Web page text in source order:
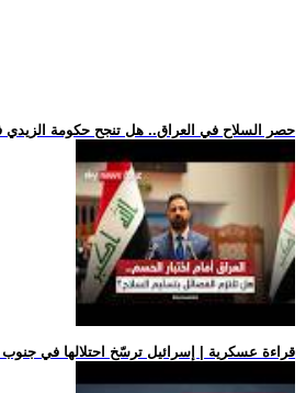
.. حصر السلاح في العراق.. هل تنجح حكومة
.. قراءة عسكرية | إسرائيل ترسّخ احتلالها في جنوب